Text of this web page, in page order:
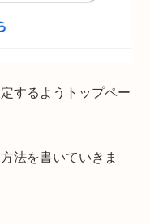
するようトップペー
法を書いていきま